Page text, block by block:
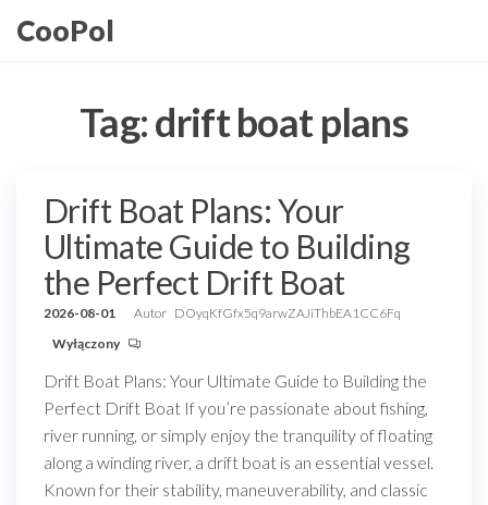
doCooPol
Tag:drift boat plans
Drift Boat Plans: Your
Ultimate Guide to Building
the Perfect Drift Boat
2026-08-01 Autor DOyqKfGfx5q9arwZAJiThbEA1CC6Fq
Wyłączony
Drift Boat Plans: Your Ultimate Guide to Building the
Perfect Drift Boat If you’re passionate about fishing,
river running, or simply enjoy the tranquility of floating
along a winding river, a drift boat is an essential vessel.
Known for their stability, maneuverability, and classic